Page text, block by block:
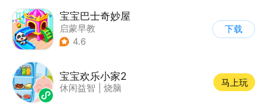
宝宝巴士奇妙屋
启蒙早教
| 儿童益智游戏
4.6
下载
宝宝欢乐小家2
休闲益智 烧脑
马上玩